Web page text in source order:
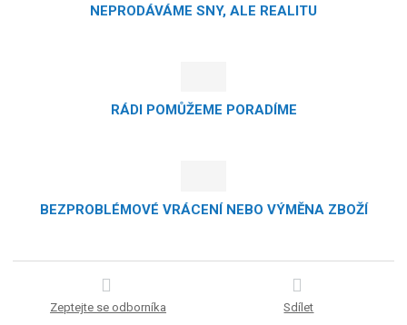
NEPRODÁVÁME SNY, ALE REALITU
RÁDI POMŮŽEME PORADÍME
BEZPROBLÉMOVÉ VRÁCENÍ NEBO VÝMĚNA ZBOŽÍ
Zeptejte se odborníka Sdílet